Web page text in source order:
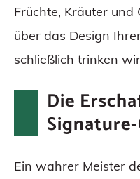
Früchte, Kräuter und
über das Design
schließlich trinken
Die
Ein wahrer Meister